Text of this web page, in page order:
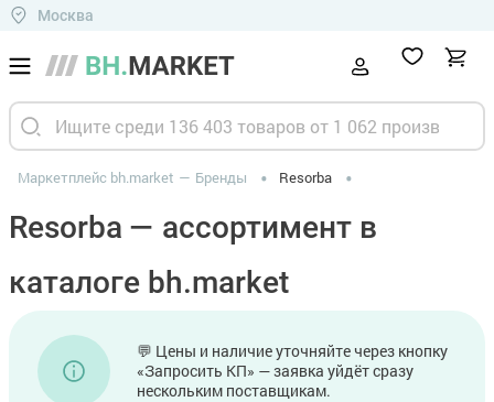
Москва
Маркетплейс bh.market Бренды Resorba
Resorba — ассортимент в
каталоге bh.market
💬 Цены и наличие уточняйте через кнопку
«Запросить КП» — заявка уйдёт сразу
нескольким поставщикам.